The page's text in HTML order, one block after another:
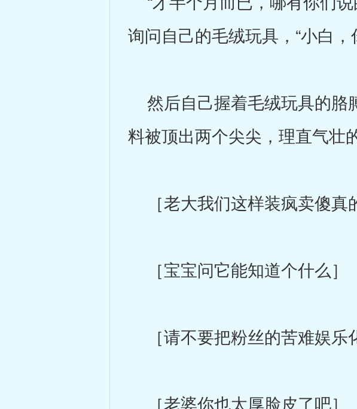
询问自己的毛绒玩具，“小白
然后自己握着毛绒玩具的胳
料被顶出两个尖尖，理直气壮
［老大我们这样装疯卖傻真
［宝宝问它能知道个什么］
［请不要把粉丝的苦难娱乐
［老婆你也太厚脸皮了吧］